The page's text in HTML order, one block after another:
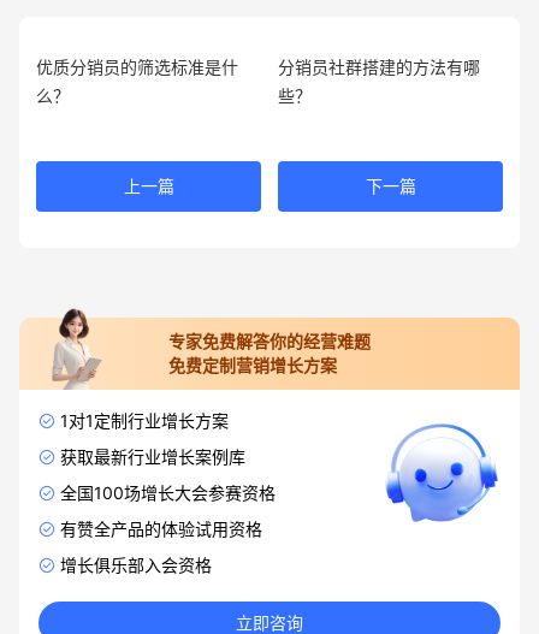
优质分销员的筛选标准是什
么？
上一篇
分销员社群搭建的方法有哪
些？
下一篇
专家免费解答你的经营难题
免费定制营销增长方案
1对1定制行业增长方案
获取最新行业增长案例库
全国100场增长大会参赛资格
有赞全产品的体验试用资格
增长俱乐部入会资格
立即咨询